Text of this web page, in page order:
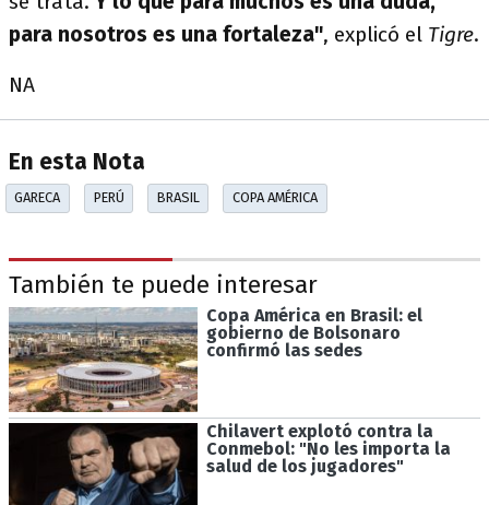
para nosotros es una fortaleza", explicó el Tigre.
NA
En esta Nota
GARECA PERÚ BRASIL COPA AMÉRICA
También te puede interesar
Copa América en Brasil: el
gobierno de Bolsonaro
confirmó las sedes
Chilavert explotó contra la
Conmebol: "No les importa la
salud de los jugadores"